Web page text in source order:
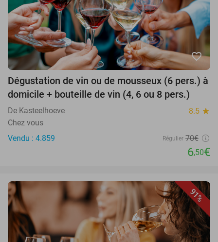
favorite_border
Dégustation de vin ou de mousseux (6 pers.) à
domicile + bouteille de vin (4, 6 ou 8 pers.)
De Kasteelhoeve 8.5 star
Chez vous
Vendu : 4.859
Régulier 70€
6,50€
91%